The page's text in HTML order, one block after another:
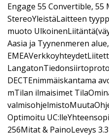
Engage 55 Convertible, 55
StereoYleistäLaitteen
muoto
Aasia ja Tyynenmeren alue,
DECTEnimmäiskantama
mTilan ilmaisimet
Optimoitu
256Mitat & PainoLeveys